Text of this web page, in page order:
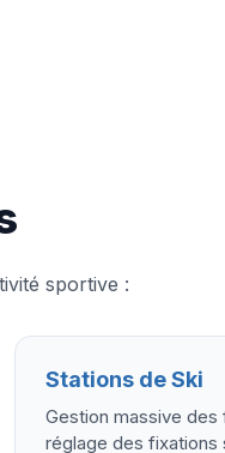
sportive :
Stations de Ski
Gestion massive des
réglage des fixations